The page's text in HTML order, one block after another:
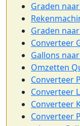
Graden
Graden
Converteer
Gallons
Omzetten
Converteer
Converteer
Converteer
Converteer